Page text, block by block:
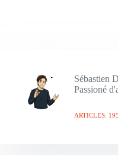
Sébastien
Passioné
ARTICLES: 195